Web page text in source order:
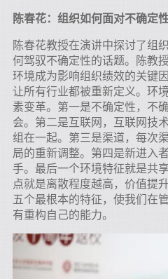
陈春花：组织如何面对不确定
陈春花教授在演讲中探讨了
何驾驭不确定性的话题。陈教
环境成为影响组织绩效的关键
让所有行业都被重新定义。环
素变革。第一是不确定性，不
会。第二是互联网，互联网技
组在一起。第三是渠道，每次
局的重新调整。第四是新进入
手。最后一个环境特征就是共
点就是离散程度越高，价值提
五个最根本的特征，使我们在
有重构自己的能力。